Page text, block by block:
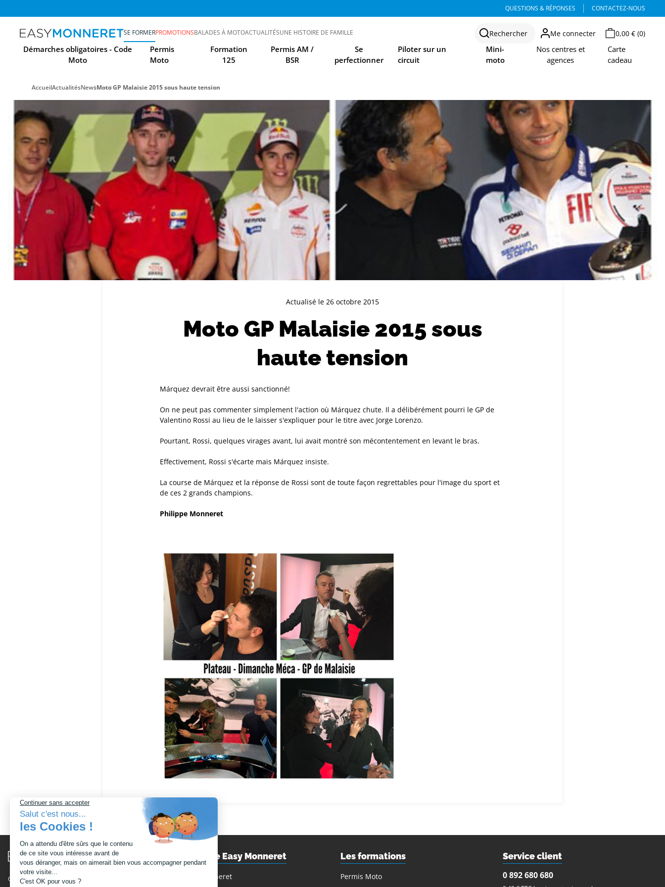
QUESTIONS & RÉPONSES CONTACTEZ-NOUS
SE FORMER
Démarches obligatoires - Code
Moto
Permis
Moto
Formation
125
Permis AM /
BSR
Se
perfectionner
Piloter sur un
circuit
Mini-
moto
Nos centres et
agences
Carte
cadeau
PROMOTIONSBALADES À MOTOACTUALITÉSUNE HISTOIRE DE FAMILLE Rechercher Me connecter 0,00 € (0)
AccueilActualitésNewsMoto GP Malaisie 2015 sous haute tension
Moto GP Malaisie 2015 sous
haute tension
Actualisé le 26 octobre 2015
Márquez devrait être aussi sanctionné!
On ne peut pas commenter simplement l'action où Márquez chute. Il a délibérément pourri le GP de
Valentino Rossi au lieu de le laisser s'expliquer pour le titre avec Jorge Lorenzo.
Pourtant, Rossi, quelques virages avant, lui avait montré son mécontentement en levant le bras.
Effectivement, Rossi s'écarte mais Márquez insiste.
La course de Márquez et la réponse de Rossi sont de toute façon regrettables pour l'image du sport et
de ces 2 grands champions.
Philippe Monneret
Conditions générales de vente
Moto-école Easy Monneret
Philippe Monneret
Les formations
Permis Moto
Service client
0 892 680 680